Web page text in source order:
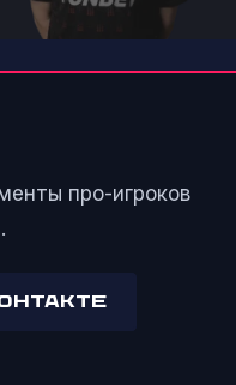
про-игроков